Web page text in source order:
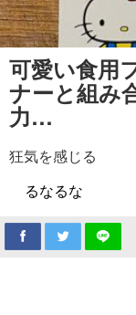
可愛い食用
ナーと組み
力…
狂気を感じる
るなるな